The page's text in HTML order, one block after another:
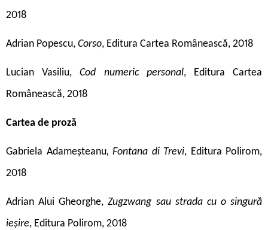
2018
Adrian Popescu, Corso, Editura Cartea Românească, 2018
Lucian Vasiliu,Cod numeric personal, Editura Cartea
Românească, 2018
Cartea de proză
Gabriela Adameșteanu, Fontana di Trevi, Editura Polirom,
2018
Adrian Alui Gheorghe,Zugzwang sau strada cu o singură
ieșire, Editura Polirom, 2018